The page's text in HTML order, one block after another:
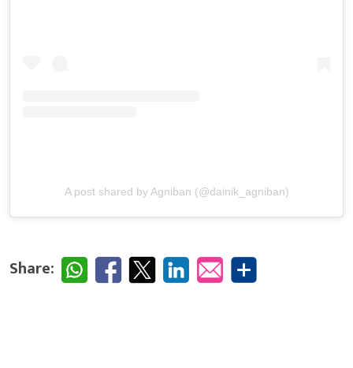
A post shared by Agniban (@dainik_agniban)
Share: